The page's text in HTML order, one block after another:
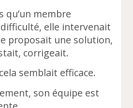
qu’un membre
elle intervenait
proposait une solution,
corrigeait.
semblait efficace.
son équipe est